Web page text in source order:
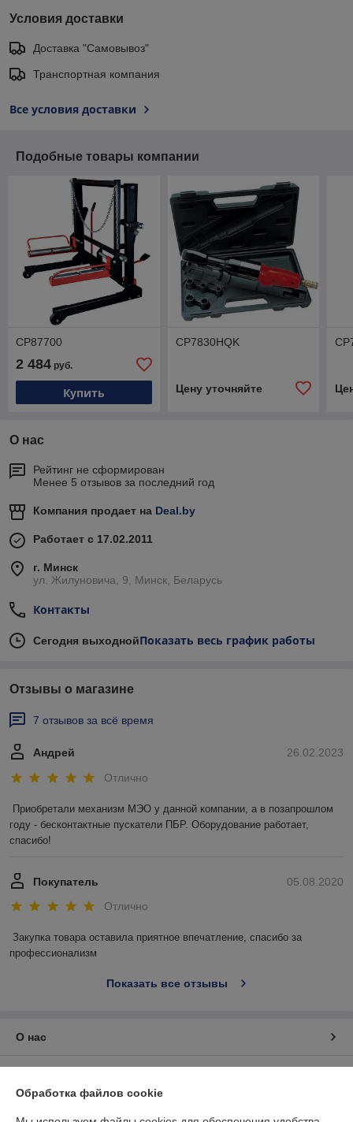
Условия доставки
Доставка "Самовывоз"
Транспортная компания
Все условия доставки
Подобные товары компании
CP87700
2 484 руб.
Купить
CP7830HQK
Цену уточняйте
О нас
Рейтинг не сформирован
Менее 5 отзывов за последний год
Компания продает на Deal.by
Работает с 17.02.2011
г. Минск
ул. Жилуновича, 9, Минск, Беларусь
Контакты
Сегодня выходнойПоказать весь график работы
Отзывы о магазине
7 отзывов за всё время
26.02.2023
Андрей
Отлично
Приобретали механизм МЭО у данной компании, а в позапрошлом
году - бесконтактные пускатели ПБР. Оборудование работает,
спасибо!
05.08.2020
Покупатель
Отлично
Закупка товара оставила приятное впечатление, спасибо за
профессионализм
Показать все отзывы
О нас
Обработка файлов cookie